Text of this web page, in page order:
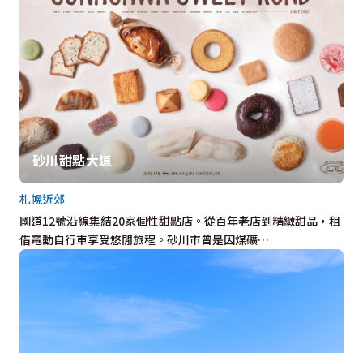
砂川甜點大道
國道12號沿線集結20家個性甜點店。從百年老店到精緻甜品，租
借電動自行車享受悠閒旅程。砂川市曾是因煤礦…
札幌近郊